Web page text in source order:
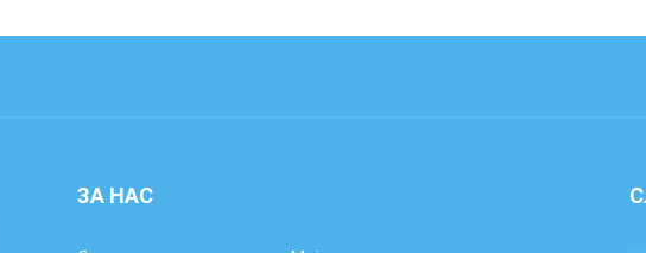
ЗА НАС